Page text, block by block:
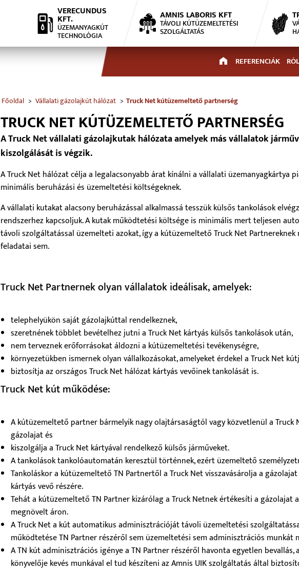
VERECUNDUS
KFT.
ÜZEMANYAGKÚT
TECHNOLÓGIA
AMNIS LABORIS KFT
TÁVOLI KÚTÜZEMELTETÉSI
SZOLGÁLTATÁS
REFERENCIÁK
Főoldal Vállalati gázolajkút hálózat Truck Net kútüzemeltető partnerség
TRUCK NET KÚTÜZEMELTETŐ PARTNERSÉG
A Truck Net vállalati gázolajkutak hálózata amelyek más vállalatok
kiszolgálását is végzik.
A Truck Net hálózat célja a legalacsonyabb árat kínálni a vállalati üzemanyagkártya
minimális beruházási és üzemeltetési költségeknek.
A vállalati kutakat alacsony beruházással alkalmassá tesszük külsős tankolások
rendszerhez kapcsoljuk. A kutak működtetési költsége is minimális mert teljesen
távoli szolgáltatással üzemelteti azokat, így a kútüzemeltető Truck Net Partnereknek
feladatai sem.
Truck Net Partnernek olyan vállalatok ideálisak, amelyek:
telephelyükön saját gázolajkúttal rendelkeznek,
szeretnének többlet bevételhez jutni a Truck Net kártyás külsős tankolások után,
nem terveznek erőforrásokat áldozni a kútüzemeltetési tevékenységre,
környezetükben ismernek olyan vállalkozásokat, amelyeket érdekel a Truck Net
biztosítja az országos Truck Net hálózat kártyás vevőinek tankolását is.
Truck Net kút működése:
A kútüzemeltető partner bármelyik nagy olajtársaságtól vagy közvetlenül a Truck
gázolajat és
kiszolgálja a Truck Net kártyával rendelkező külsős járműveket.
A tankolások tankolóautomatán keresztül történnek, ezért üzemeltető
Tankoláskor a kútüzemeltető TN Partnertől a Truck Net visszavásárolja a
kártyás vevő részére.
Tehát a kútüzemeltető TN Partner kizárólag a Truck Netnek értékesíti a
megnövelt áron.
A Truck Net a kút automatikus adminisztrációját távoli üzemeltetési
működtetése TN Partner részéről sem üzemeltetési sem adminisztrációs munkát
A TN kút adminisztrációs igénye a TN Partner részéről havonta egyetlen bevallás,
könyvelője kevés munkával el tud készíteni az Amnis UIK szolgáltatás által